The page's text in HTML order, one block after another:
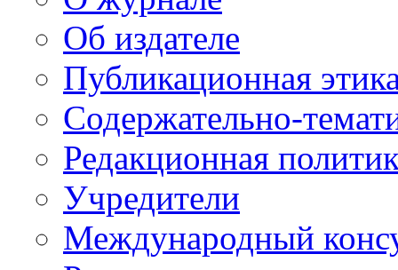
Об издателе
Публикационная
Содержательно-
Редакционная
Учредители
Международный